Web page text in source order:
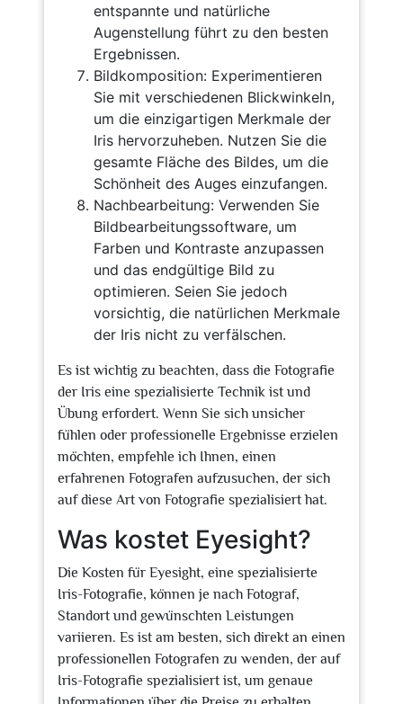
entspannte und natürliche
Augenstellung führt zu den besten
Ergebnissen.
Bildkomposition: Experimentieren
Sie mit verschiedenen Blickwinkeln,
um die einzigartigen Merkmale der
Iris hervorzuheben. Nutzen Sie die
gesamte Fläche des Bildes, um die
Schönheit des Auges einzufangen.
Nachbearbeitung: Verwenden Sie
Bildbearbeitungssoftware, um
Farben und Kontraste anzupassen
und das endgültige Bild zu
optimieren. Seien Sie jedoch
vorsichtig, die natürlichen Merkmale
der Iris nicht zu verfälschen.
Es ist wichtig zu beachten, dass die Fotografie
der Iris eine spezialisierte Technik ist und
Übung erfordert. Wenn Sie sich unsicher
fühlen oder professionelle Ergebnisse erzielen
möchten, empfehle ich Ihnen, einen
erfahrenen Fotografen aufzusuchen, der sich
auf diese Art von Fotografie spezialisiert hat.
Was kostet Eyesight?
Die Kosten für Eyesight, eine spezialisierte
Iris-Fotografie, können je nach Fotograf,
Standort und gewünschten Leistungen
variieren. Es ist am besten, sich direkt an einen
professionellen Fotografen zu wenden, der auf
Iris-Fotografie spezialisiert ist, um genaue